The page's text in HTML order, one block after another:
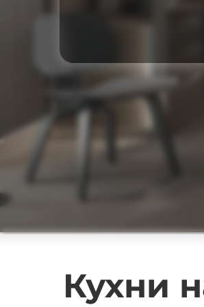
Кухни